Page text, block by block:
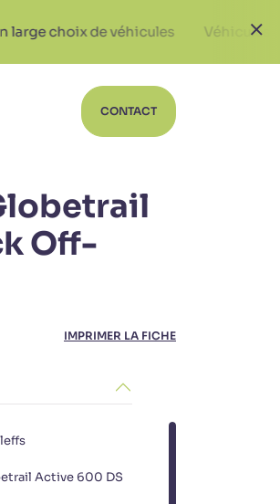
de véhicules Véhicules disponibles
CONTACT
Off-
IMPRIMER LA FICHE
Active 600 DS